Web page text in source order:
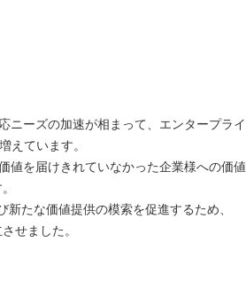
ニーズの加速が相まって、エンタープライ
えています。
値を届けきれていなかった企業様への価値
たな価値提供の模索を促進するため、
せました。